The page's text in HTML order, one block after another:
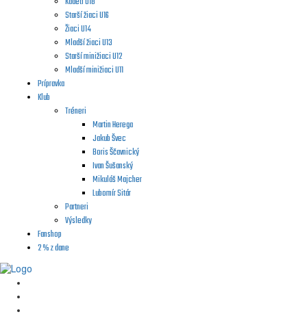
Starší žiaci U16
Žiaci U14
Mladší žiaci U13
Starší minižiaci U12
Mladší minižiaci U11
Prípravka
Klub
Tréneri
Martin Herega
Jakub Švec
Boris Ščavnický
Ivan Šušanský
Mikuláš Majcher
Lubomír Sitár
Partneri
Výsledky
Fanshop
2 % z dane